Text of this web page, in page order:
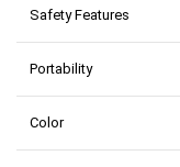
Safety Features
Portability
Color